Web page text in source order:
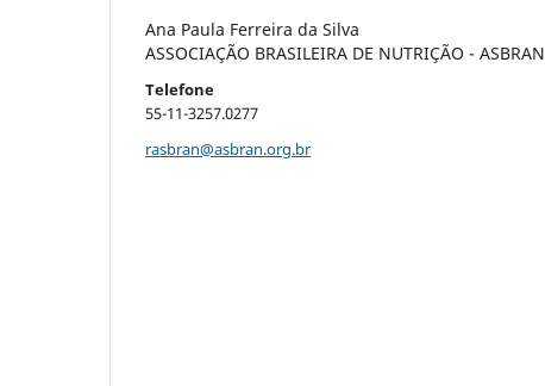
Ana Paula Ferreira da Silva
ASSOCIAÇÃO BRASILEIRA DE NUTRIÇÃO - ASBRAN
Telefone
55-11-3257.0277
rasbran@asbran.org.br